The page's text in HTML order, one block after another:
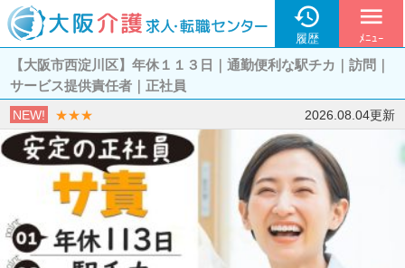

履歴
menu
ﾒﾆｭｰ
【大阪市西淀川区】年休１１３日｜通勤便利な駅チカ｜訪問｜
サービス提供責任者｜正社員
NEW! ★★★ 2026.08.04更新